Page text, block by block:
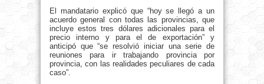
El mandatario explicó que “hoy se llegó a un
acuerdo general con todas las provincias, que
incluye estos tres dólares adicionales para el
precio interno y para el de exportación” y
anticipó que “se resolvió iniciar una serie de
reuniones para ir trabajando provincia por
provincia, con las realidades peculiares de cada
caso”.